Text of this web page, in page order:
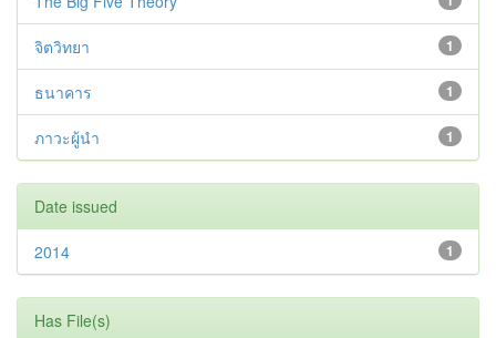
1
จิตวิทยา
1
ธนาคาร
1
ภาวะผู้นำ
Date issued
1
2014
Has File(s)